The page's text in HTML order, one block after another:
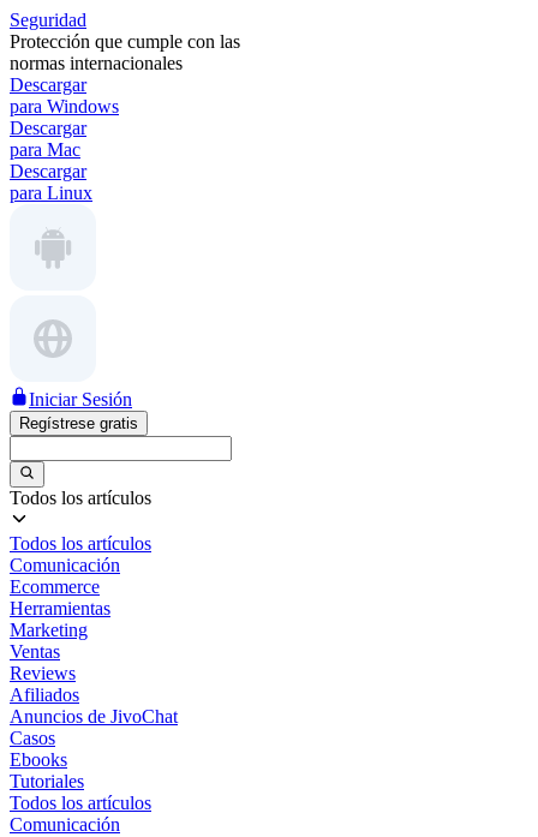
Seguridad
Protección que cumple con las
normas internacionales
Descargar
para Windows
Descargar
para Mac
Descargar
para Linux
Iniciar Sesión
Regístrese gratis
Todos los artículos
Todos los artículos
Comunicación
Ecommerce
Herramientas
Marketing
Ventas
Reviews
Afiliados
Anuncios de JivoChat
Casos
Ebooks
Tutoriales
Todos los artículos
Comunicación